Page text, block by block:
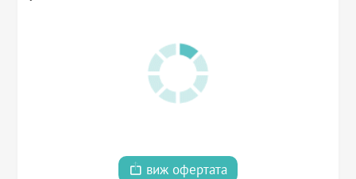
виж офертата